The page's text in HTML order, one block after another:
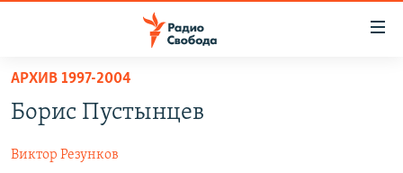
упрощенного
доступа
ПОДКАСТЫ
АВТОРСКИЕ ПРОЕКТЫ
АРХИВ 1997-2004
Борис Пустынцев
Виктор Резунков